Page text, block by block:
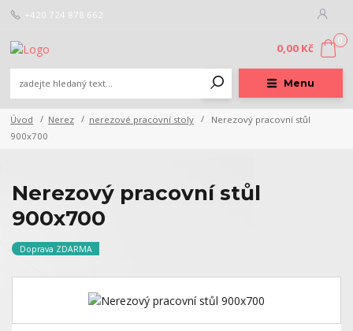
Menu
+420 724 878 662
0
0,00 Kč
Úvod Nerez nerezové pracovní stoly
Nerezový pracovní stůl
900x700
Nerezový pracovní stůl
900x700
Doprava ZDARMA